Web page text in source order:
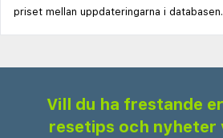
priset mellan uppdateringarna i databasen.
Vill du ha frestande
resetips och nyheter